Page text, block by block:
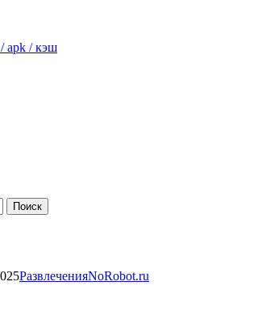
apk / кэш
РазвлеченияNoRobot.ru